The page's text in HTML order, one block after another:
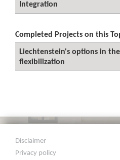
Integration
Completed Projects on this
Liechtenstein's options in
flexibilization
Disclaimer
Privacy policy